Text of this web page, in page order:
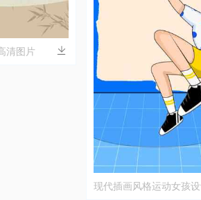
清图片
现代插画风格运动女孩